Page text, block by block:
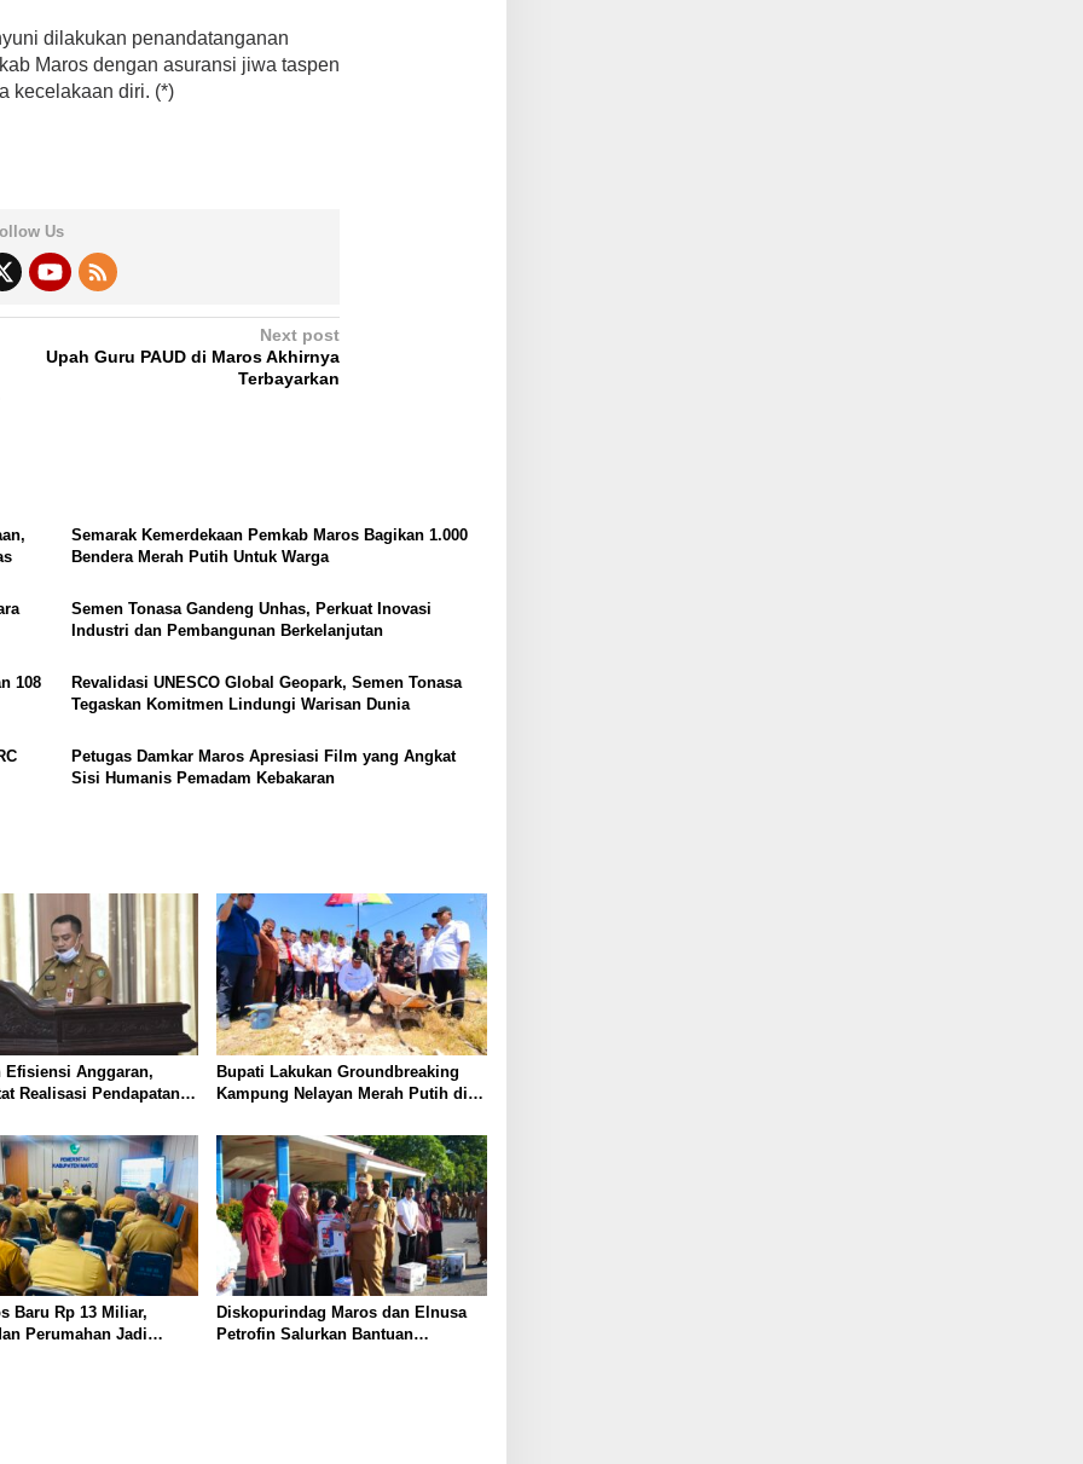
dilakukan penandatanganan
Maros dengan asuransi jiwa taspen
kecelakaan diri. (*)
Us
Next post
Upah Guru PAUD di Maros Akhirnya
Terbayarkan
Semarak Kemerdekaan Pemkab Maros Bagikan 1.000
Bendera Merah Putih Untuk Warga
Semen Tonasa Gandeng Unhas, Perkuat Inovasi
Industri dan Pembangunan Berkelanjutan
108
Revalidasi UNESCO Global Geopark, Semen Tonasa
Tegaskan Komitmen Lindungi Warisan Dunia
Petugas Damkar Maros Apresiasi Film yang Angkat
Sisi Humanis Pemadam Kebakaran
Efisiensi Anggaran,
Realisasi Pendapatan
Bupati Lakukan Groundbreaking
Kampung Nelayan Merah Putih di
Baru Rp 13 Miliar,
Perumahan Jadi
Diskopurindag Maros dan Elnusa
Petrofin Salurkan Bantuan